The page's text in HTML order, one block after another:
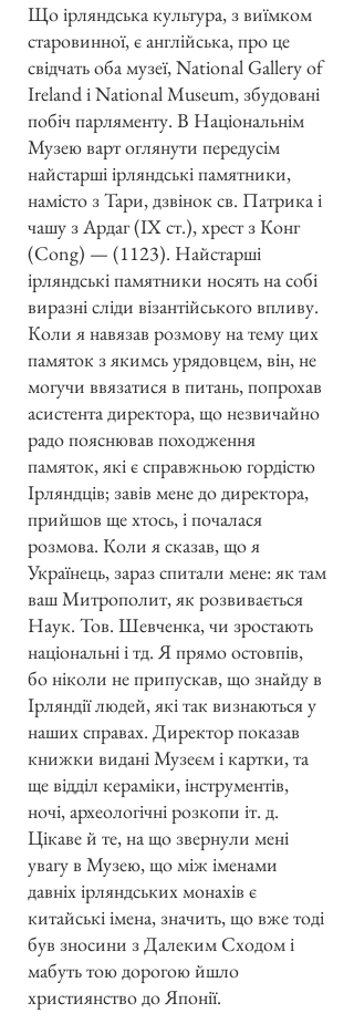
Що ірляндська культура, з виїмком
старовинної, є англійська, про це
свідчать оба музеї, National Gallery of
Ireland і National Museum, збудовані
побіч парляменту. В Національнім
Музею варт оглянути передусім
найстарші ірляндські памятники,
намісто з Тари, дзвінок св. Патрика і
чашу з Ардаг (IX ст.), хрест з Конг
(Cong) — (1123). Найстарші
ірляндські памятники носять на собі
виразні сліди візантійського впливу.
Коли я навязав розмову на тему цих
памяток з якимсь урядовцем, він, не
могучи ввязатися в питань, попрохав
асистента директора, що незвичайно
радо пояснював походження
памяток, які є справжньою гордістю
Ірляндців; завів мене до директора,
прийшов ще хтось, і почалася
розмова. Коли я сказав, що я
Українець, зараз спитали мене: як там
ваш Митрополит, як розвивається
Наук. Тов. Шевченка, чи зростають
національні і тд. Я прямо остовпів,
бо ніколи не припускав, що знайду в
Ірляндії людей, які так визнаються у
наших справах. Директор показав
книжки видані Музеєм і картки, та
ще відділ кераміки, інструментів,
ночі, археологічні розкопи іт. д.
Цікаве й те, на що звернули мені
увагу в Музею, що між іменами
давніх ірляндських монахів є
китайські імена, значить, що вже тоді
був зносини з Далеким Сходом і
мабуть тою дорогою йшло
християнство до Японії.